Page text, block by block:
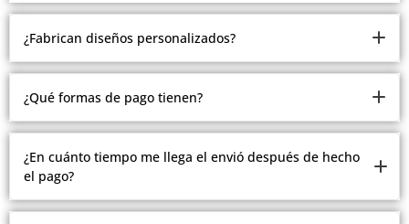
¿Fabrican diseños personalizados?
Somos fabricantes.
Pero debido a la cantidad de modelos y estilos que
personalizados.
Comunícate con nosotros con gusto te atenderemos
¿Qué formas de pago tienen?
Ofrecemos múltiples formas de pago.
Contado, contra entrega en Medellín, recibimos todas las
tarjetas, plan separé en Medellín, crédito ADDI y
¿En cuánto tiempo me llega el envió después de hecho
el pago?